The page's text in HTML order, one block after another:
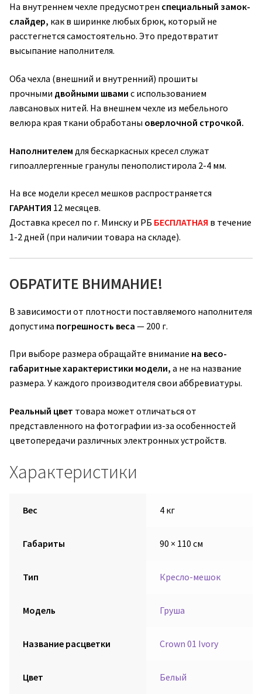
На внутреннем чехле предусмотрен специальный замок-
слайдер, как в ширинке любых брюк, который не
расстегнется самостоятельно. Это предотвратит
высыпание наполнителя.
Оба чехла (внешний и внутренний) прошиты
прочными двойными швами с использованием
лавсановых нитей. На внешнем чехле из мебельного
велюра края ткани обработаны оверлочной строчкой.
Наполнителем для бескаркасных кресел служат
гипоаллергенные гранулы пенополистирола 2-4 мм.
На все модели кресел мешков распространяется
ГАРАНТИЯ 12 месяцев.
Доставка кресел по г. Минску и РБ БЕСПЛАТНАЯ в течение
1-2 дней (при наличии товара на складе).
ОБРАТИТЕ ВНИМАНИЕ!
В зависимости от плотности поставляемого наполнителя
допустима погрешность веса — 200 г.
При выборе размера обращайте внимание на весо-
габаритные характеристики модели, а не на название
размера. У каждого производителя свои аббревиатуры.
Реальный цвет товара может отличаться от
представленного на фотографии из-за особенностей
цветопередачи различных электронных устройств.
Характеристики
Вес 4 кг
Габариты 90 × 110 см
Тип Кресло-мешок
Модель Груша
Название расцветки Crown 01 Ivory
Цвет Белый